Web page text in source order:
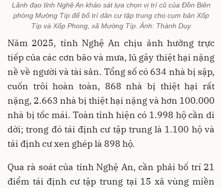
Lãnh đạo tỉnh Nghệ An khảo sát lựa chọn vị trí cũ của Đồn Biên
phòng Mường Típ để bố trí dân cư tập trung cho cụm bản Xốp
Típ và Xốp Phong, xã Mường Típ. Ảnh: Thành Duy
Năm 2025, tỉnh Nghệ An chịu ảnh hưởng trực
tiếp của các cơn bão và mưa, lũ gây thiệt hại nặng
nề về người và tài sản. Tổng số có 634 nhà bị sập,
cuốn trôi hoàn toàn, 868 nhà bị thiệt hại rất
nặng, 2.663 nhà bị thiệt hại nặng và hơn 100.000
nhà bị tốc mái. Toàn tỉnh hiện có 1.998 hộ cần di
dời; trong đó tái định cư tập trung là 1.100 hộ và
tái định cư xen ghép là 898 hộ.
Qua rà soát của tỉnh Nghệ An, cần phải bố trí 21
điểm tái định cư tập trung tại 15 xã vùng miền